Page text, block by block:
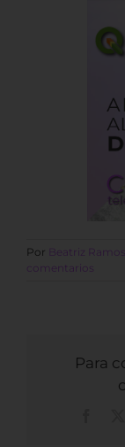
Por Beatriz
comentarios
Para